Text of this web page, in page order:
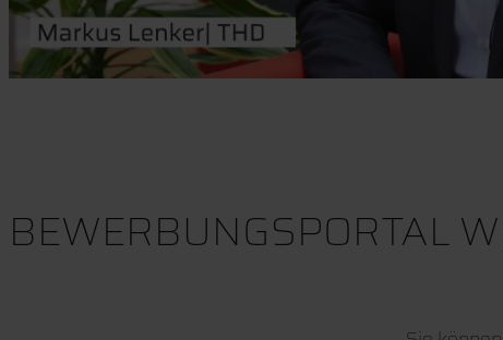
BEWERBUNGSPORTAL